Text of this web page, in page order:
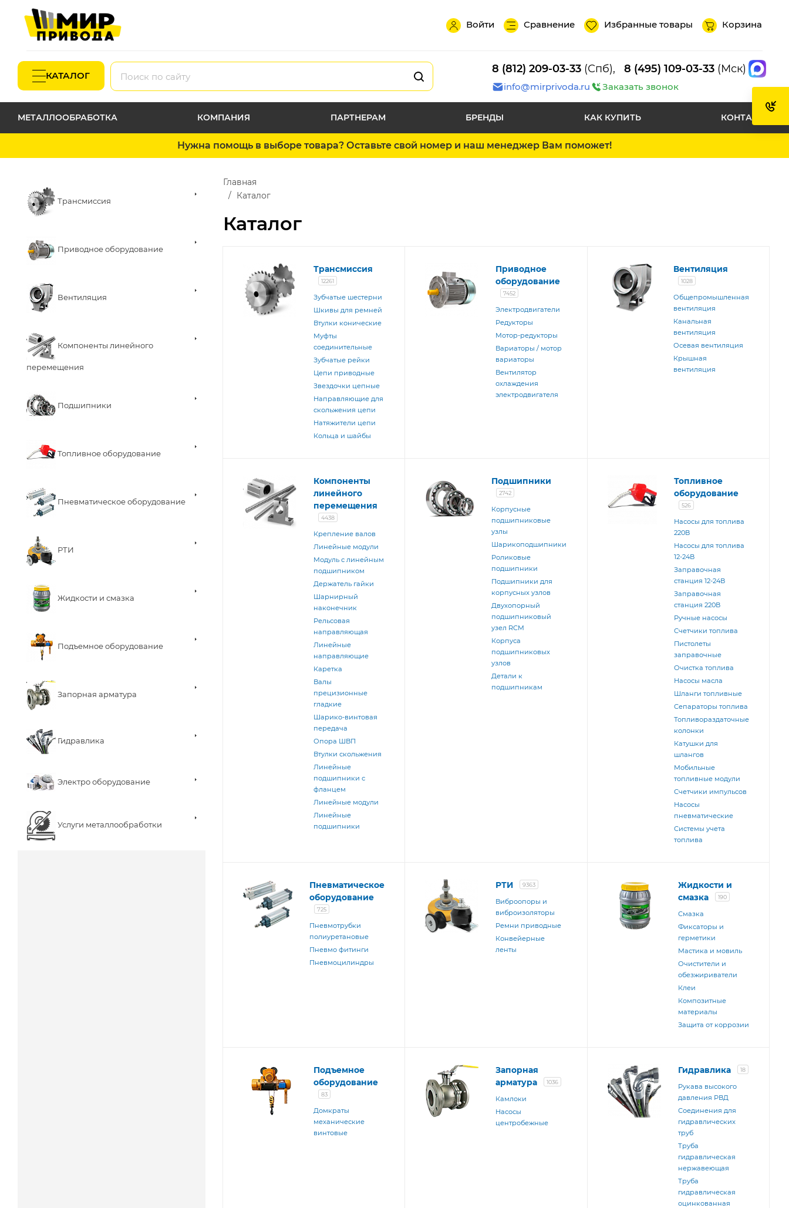
Войти Сравнение Избранные товары Корзина
КАТАЛОГ
8 (812) 209-03-33 (Спб), 8 (495) 109-03-33 (Мск)
info@mirprivoda.ru Заказать звонок
МЕТАЛЛООБРАБОТКА КОМПАНИЯ ПАРТНЕРАМ БРЕНДЫ КАК КУПИТЬ КОНТАКТЫ
Нужна помощь в выборе товара? Оставьте свой номер и наш менеджер Вам поможет!
Трансмиссия
Приводное оборудование
Вентиляция
Компоненты линейного
перемещения
Подшипники
Топливное оборудование
Пневматическое оборудование
РТИ
Жидкости и смазка
Подъемное оборудование
Запорная арматура
Гидравлика
Электро оборудование
Услуги металлообработки
Каталог
Главная
Каталог
Трансмиссия
12261
Зубчатые шестерни
Шкивы для ремней
Втулки конические
Муфты
соединительные
Зубчатые рейки
Цепи приводные
Звездочки цепные
Направляющие для
скольжения цепи
Натяжители цепи
Кольца и шайбы
Приводное
оборудование
7452
Электродвигатели
Редукторы
Мотор-редукторы
Вариаторы / мотор
вариаторы
Вентилятор
охлаждения
электродвигателя
Вентиляция
1028
Общепромышленная
вентиляция
Канальная
вентиляция
Осевая вентиляция
Крышная
вентиляция
Компоненты
линейного
перемещения
4438
Крепление валов
Линейные модули
Модуль с линейным
подшипником
Держатель гайки
Шарнирный
наконечник
Рельсовая
направляющая
Линейные
направляющие
Каретка
Валы
прецизионные
гладкие
Шарико-винтовая
передача
Опора ШВП
Втулки скольжения
Линейные
подшипники с
фланцем
Линейные модули
Линейные
подшипники
Подшипники
2742
Корпусные
подшипниковые
узлы
Шарикоподшипники
Роликовые
подшипники
Подшипники для
корпусных узлов
Двухопорный
подшипниковый
узел RCM
Корпуса
подшипниковых
узлов
Детали к
подшипникам
Топливное
оборудование
526
Насосы для топлива
220В
Насосы для топлива
12-24В
Заправочная
станция 12-24В
Запрaвочная
станция 220В
Ручные насосы
Счетчики топлива
Пистолеты
заправочные
Очистка топлива
Насосы масла
Шланги топливные
Сепараторы топлива
Топливораздаточные
колонки
Катушки для
шлангов
Мобильные
топливные модули
Счетчики импульсов
Насосы
пневматические
Системы учета
топлива
Пневматическое
оборудование
725
Пневмотрубки
полиуретановые
Пневмо фитинги
Пневмоцилиндры
РТИ 9363
Виброопоры и
виброизоляторы
Ремни приводные
Конвейерные
ленты
Жидкости и
смазка
190
Смазка
Фиксаторы и
герметики
Мастика и мовиль
Очистители и
обезжириватели
Клеи
Композитные
материалы
Защита от коррозии
Подъемное
оборудование
83
Домкраты
механические
винтовые
Запорная
арматура
1036
Камлоки
Насосы
центробежные
Гидравлика 18
Рукава высокого
давления РВД
Соединения для
гидравлических
труб
Труба
гидравлическая
нержавеющая
Труба
гидравлическая
оцинкованная